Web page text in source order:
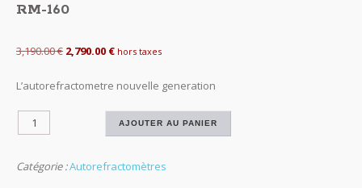
RM-160
3,190.00€ Le
initial
2,790.00 €Le
actuel
2,790.00 €.
hors taxes
L’autorefractometre nouvelle generation
quantité
de
nouvelle
AJOUTER AU PANIER
Catégorie :Autorefractomètres